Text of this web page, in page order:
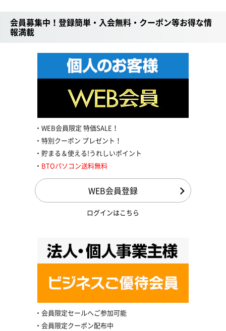
会員募集中！登録簡単・入会無料・クーポン等お得な情
報満載
WEB会員限定 特価SALE！
特別クーポン プレゼント！
貯まる＆使える!うれしいポイント
BTOパソコン送料無料
WEB会員登録
ログインはこちら
会員限定セールへご参加可能
会員限定クーポン配布中